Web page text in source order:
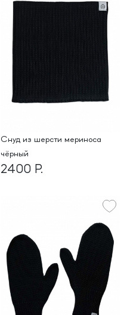
снуд из шерсти мериноса
чёрный
2400 Р.